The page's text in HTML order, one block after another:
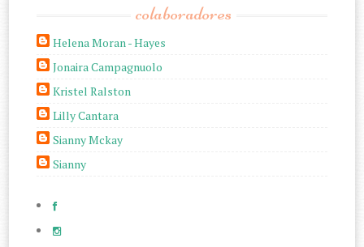
colaboradores
Helena Moran - Hayes
Jonaira Campagnuolo
Kristel Ralston
Lilly Cantara
Sianny Mckay
Sianny